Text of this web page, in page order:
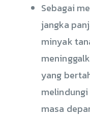
Sebagai
jangka
minyak
yang
masa